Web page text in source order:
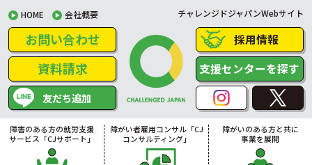
HOME 会社概要 チャレンジドジャパンWebサイト
お問い合わせ
資料請求
友だち追加
採用情報
支援センターを探す
障害のある方の就労支援
サービス「CJサポート」
障がい者雇用コンサル「CJ
コンサルティング」
障がいのある方と共に
事業を展開